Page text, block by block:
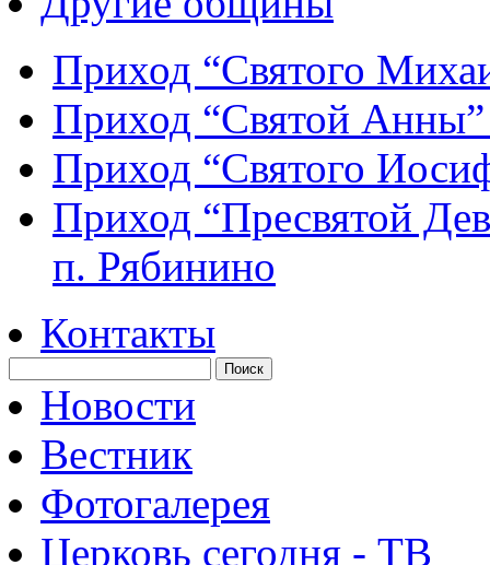
Приход “Святого
Приход “Святой
Приход “Святого
Приход “Пресвятой
п. Рябинино
Контакты
Новости
Вестник
Фотогалерея
Церковь сегодня - ТВ